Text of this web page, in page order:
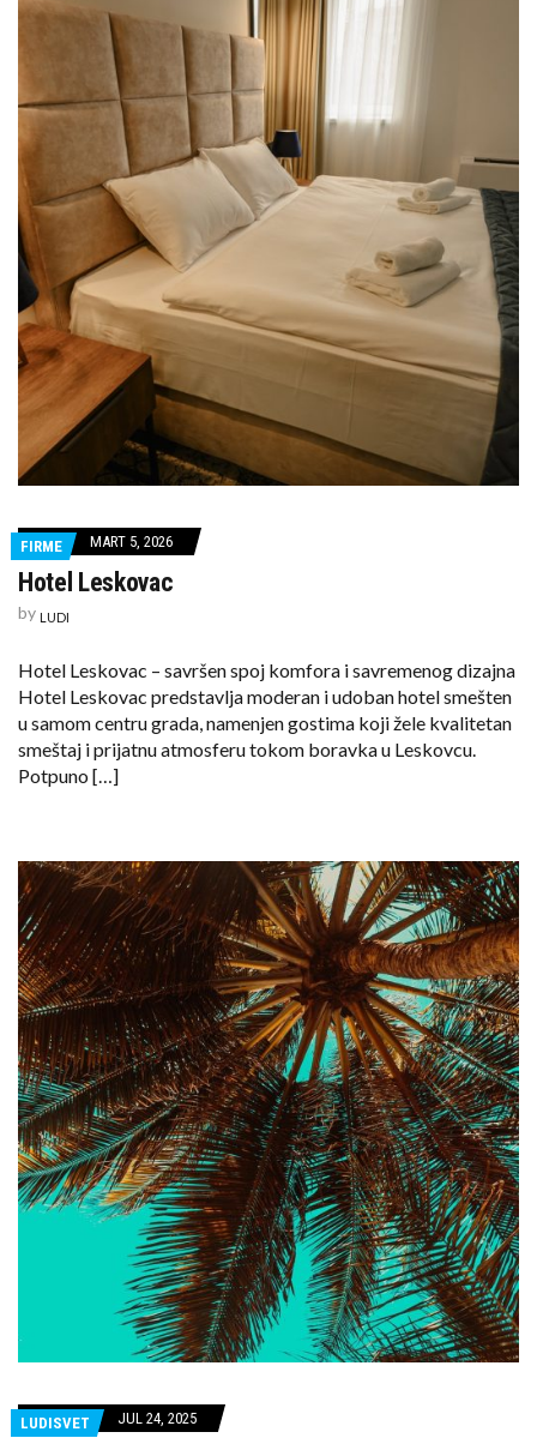
DUNJA – KRALJICA JESENI I ČUVAR ZDRAVLJA
VODOINSTALATER NIŠ
RENT-A-CAR NIŠ, NAJAM VOZILA
SERVIS LIFTA SRBIJA
FRIŽIDER NA ELEKTRIČNOM TROTINETU – INOVACIJA U POKRETU
SANJA VUČIĆ NA TREĆOJ VEČERI ROŠTILJIJADE
POČELA ROŠTILJIJADA U LESKOVCU
POŽAR U FABRICI “NEVENA KOLOR”
KANJON REKE VUČJANKE
NEVREME U SELO KUKULOVCE PORED LESKOVCA
OŽIVITE SVOJU ŽURKU TRUBAČKIM FAZONIMA – TRUBACIBEOGRAD.CO.RS ČEKA DA “ZATRUBI” U VAŠEM STILU! ????
IZRADA SAJTA NIŠ
IZRADA SAJTA BEOGRAD
FIRME MART 5, 2026
Hotel Leskovac
by LUDI
Hotel Leskovac – savršen spoj komfora i savremenog dizajna
Hotel Leskovac predstavlja moderan i udoban hotel smešten
u samom centru grada, namenjen gostima koji žele kvalitetan
smeštaj i prijatnu atmosferu tokom boravka u Leskovcu.
Potpuno […]
LUDISVET JUL 24, 2025